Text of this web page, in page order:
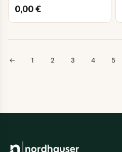
0,00€
← 1 2 3 4 5